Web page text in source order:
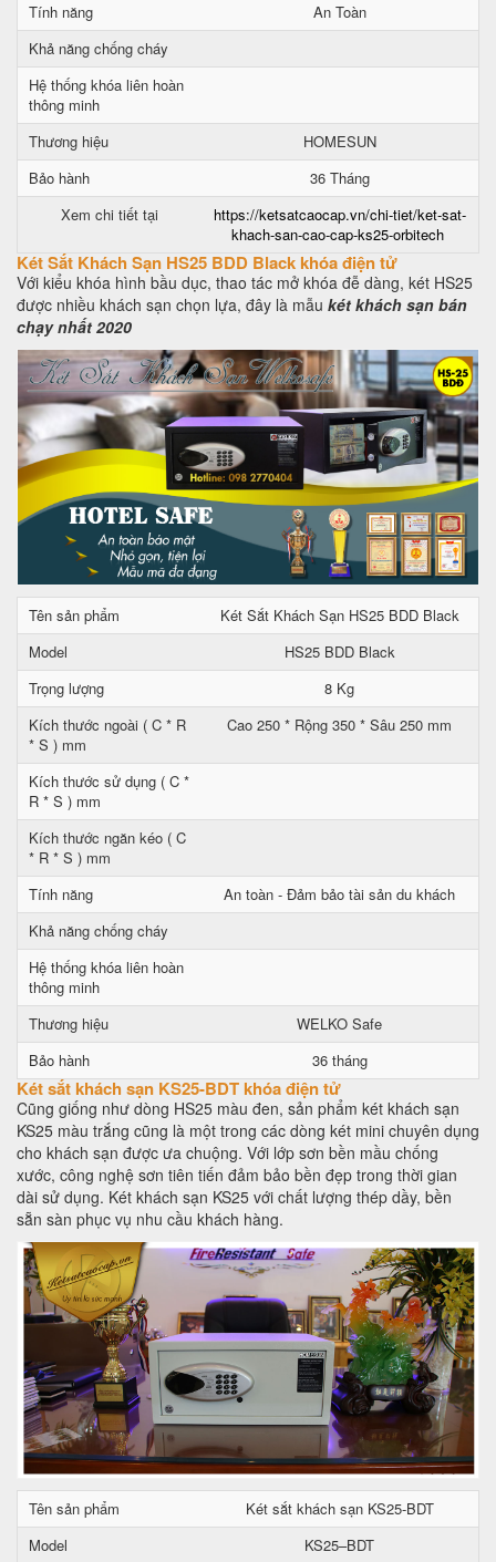
Tính năng
An Toàn
Khả năng chống cháy
Hệ thống khóa liên hoàn
thông minh
Thương hiệu
HOMESUN
Bảo hành
36 Tháng
Xem chi tiết tại
https://ketsatcaocap.vn/chi-tiet/ket-sat-
khach-san-cao-cap-ks25-orbitech
Két Sắt Khách Sạn HS25 BDD Black khóa điện tử
Với kiểu khóa hình bầu dục, thao tác mở khóa đễ dàng, két HS25
được nhiều khách sạn chọn lựa, đây là mẫu két khách sạn bán
chạy nhất 2020
Tên sản phẩm
Két Sắt Khách Sạn HS25 BDD Black
Model
HS25 BDD Black
Trọng lượng
8 Kg
Kích thước ngoài ( C * R
* S ) mm
Cao 250 * Rộng 350 * Sâu 250 mm
Kích thước sử dụng ( C *
R * S ) mm
Kích thước ngăn kéo ( C
* R * S ) mm
Tính năng
An toàn - Đảm bảo tài sản du khách
Khả năng chống cháy
Hệ thống khóa liên hoàn
thông minh
Thương hiệu
WELKO Safe
Bảo hành
36 tháng
Két sắt khách sạn KS25-BDT khóa điện tử
Cũng giống như dòng HS25 màu đen, sản phẩm két khách sạn
KS25 màu trắng cũng là một trong các dòng két mini chuyên dụng
cho khách sạn được ưa chuộng. Với lớp sơn bền mầu chống
xước, công nghệ sơn tiên tiến đảm bảo bền đẹp trong thời gian
dài sử dụng. Két khách sạn KS25 với chất lượng thép dầy, bền
sẵn sàn phục vụ nhu cầu khách hàng.
Tên sản phẩm
Két sắt khách sạn KS25-BDT
Model
KS25–BDT